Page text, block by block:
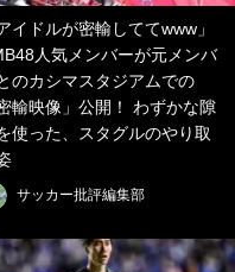
アイドルが密輸しててwww」
人気メンバーが元メンバ
のカシマスタジアムでの
密輸映像」公開！ わずかな隙
使った、スタグルのやり取
サッカー批評編集部